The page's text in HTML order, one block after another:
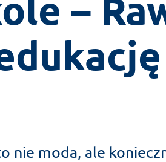
nie moda, ale